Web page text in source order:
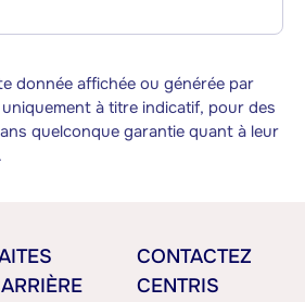
donnée affichée ou générée par
à titre indicatif, pour des
quelconque garantie quant à leur
CONTACTEZ
CENTRIS